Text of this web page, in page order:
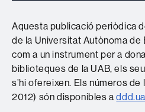
Aquesta publicació periòdica
de la Universitat Autònoma de
com a un instrument per a
biblioteques de la UAB, els
s’hi ofereixen. Els números de
2012) són disponibles a